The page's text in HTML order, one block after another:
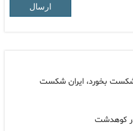
ارسال
بخورد، ایران شکست